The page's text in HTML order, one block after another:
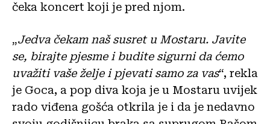
čeka koncert koji je pred njom.
„Jedva čekam naš susret u Mostaru. Javite
se, birajte pjesme i budite sigurni da ćemo
uvažiti vaše želje i pjevati samo za vas“, rekla
je Goca, a pop diva koja je u Mostaru uvijek
rado viđena gošća otkrila je i da je nedavno